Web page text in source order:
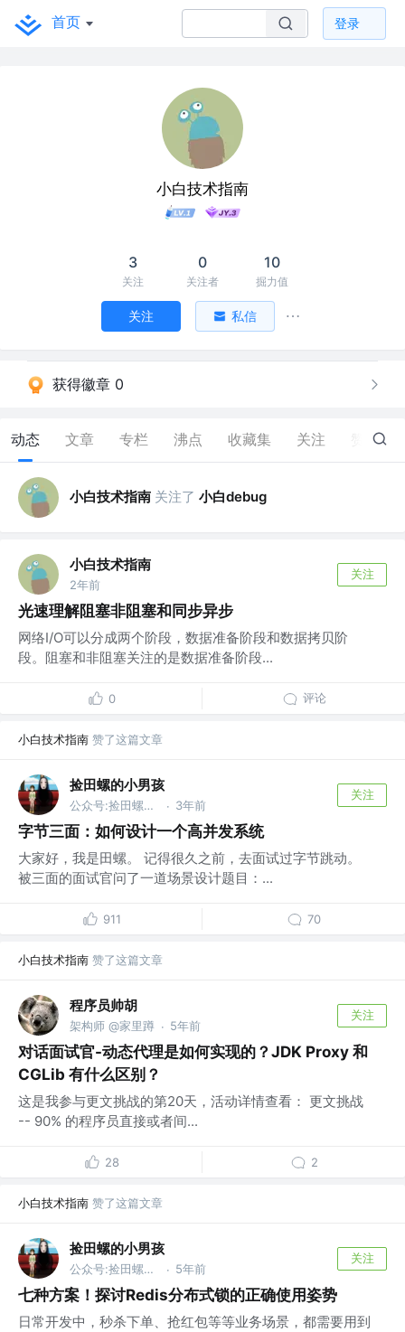
首页 登录
小白技术指南
3
关注
0
关注者
10
掘力值
关注 私信
获得徽章 0
动态 文章 专栏 沸点 收藏集 关注 6
小白技术指南 关注了 小白debug
小白技术指南
2年前
关注
光速理解阻塞非阻塞和同步异步
网络I/O可以分成两个阶段，数据准备阶段和数据拷贝阶
段。阻塞和非阻塞关注的是数据准备阶段...
0 评论
小白技术指南 赞了这篇文章
捡田螺的小男孩
公众号:捡田螺的小男孩 · 3年前
关注
字节三面：如何设计一个高并发系统
大家好，我是田螺。 记得很久之前，去面试过字节跳动。
被三面的面试官问了一道场景设计题目：...
911 70
小白技术指南 赞了这篇文章
程序员帅胡
架构师 @家里蹲 · 5年前
关注
对话面试官-动态代理是如何实现的？JDK Proxy 和
CGLib 有什么区别？
这是我参与更文挑战的第20天，活动详情查看： 更文挑战
-- 90% 的程序员直接或者间...
28 2
小白技术指南 赞了这篇文章
捡田螺的小男孩
公众号:捡田螺的小男孩 · 5年前
关注
七种方案！探讨Redis分布式锁的正确使用姿势
日常开发中，秒杀下单、抢红包等等业务场景，都需要用到